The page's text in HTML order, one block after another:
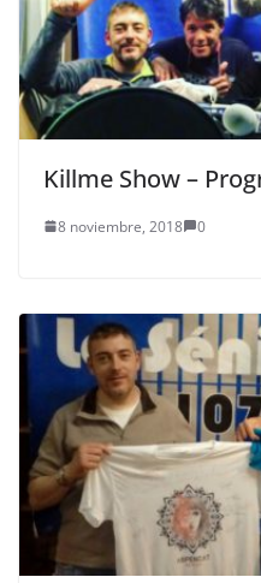
Killme Show –
8 noviembre, 2018 0